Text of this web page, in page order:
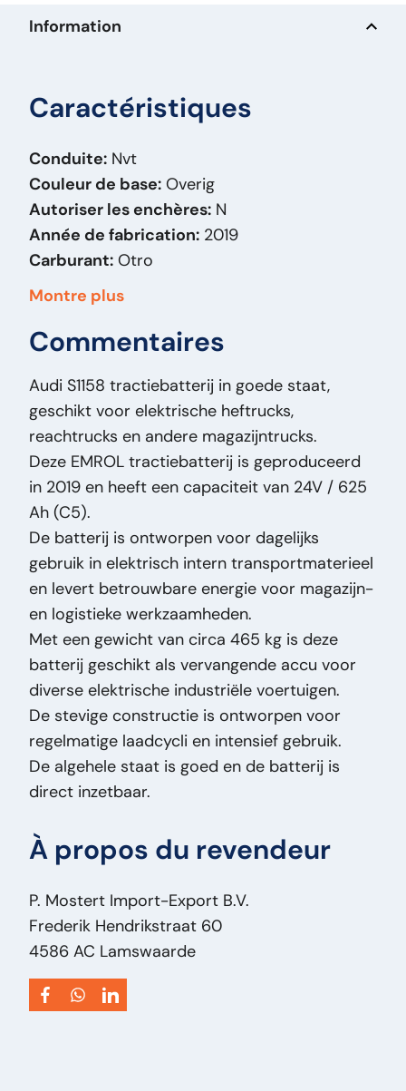
Information
Caractéristiques
Conduite: Nvt
Couleur de base: Overig
Autoriser les enchères: N
Année de fabrication: 2019
Carburant: Otro
Carrosserie:
Date partie 1:
Hauteur:62
Longueur: 83
Masse (kg):465
Marque:Audi
Modèle original:S1158 - DIN 600/101 - 24V -
625 Ah/C5
Type de prix:
État général: Bon
État optique:Bon
État technique:Bon
Titre:Audi S1158 - DIN 600/101 - 24V - 625
Ah/C5 Audi S 1158 tractiebatterij - elektrische
heftruck - reachtruck - magazijntruc PM3106
Ajout:Audi S 1158 tractiebatterij - elektrische
heftruck - reachtruck - magazijntruc
Type:S1158 - DIN 600/101 - 24V - 625 Ah/C5
Puissance du moteur ch: 0
VIN:93183
Type de véhicule:Hulpmiddel
Montre plus
Commentaires
Audi S1158 tractiebatterij in goede staat,
geschikt voor elektrische heftrucks,
reachtrucks en andere magazijntrucks.
Deze EMROL tractiebatterij is geproduceerd
in 2019 en heeft een capaciteit van 24V / 625
Ah (C5).
De batterij is ontworpen voor dagelijks
gebruik in elektrisch intern transportmaterieel
en levert betrouwbare energie voor magazijn-
en logistieke werkzaamheden.
Met een gewicht van circa 465 kg is deze
batterij geschikt als vervangende accu voor
diverse elektrische industriële voertuigen.
De stevige constructie is ontworpen voor
regelmatige laadcycli en intensief gebruik.
De algehele staat is goed en de batterij is
direct inzetbaar.
À propos du revendeur
P. Mostert Import-Export B.V.
Frederik Hendrikstraat 60
4586 AC Lamswaarde